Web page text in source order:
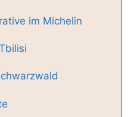
im Michelin